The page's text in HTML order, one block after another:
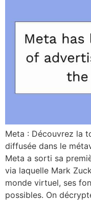
Meta : Découvrez la
diffusée dans le
Meta a sorti sa
via laquelle Mark
monde virtuel, ses
possibles. On